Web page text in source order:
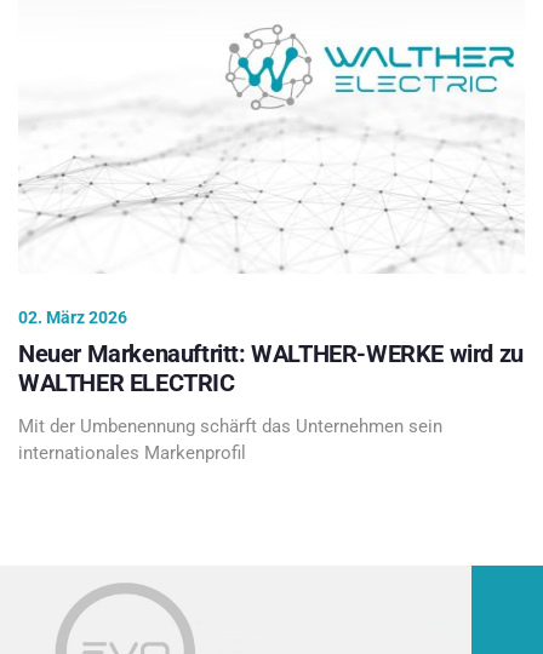
02. März 2026
Neuer Markenauftritt: WALTHER-WERKE wird zu
WALTHER ELECTRIC
Mit der Umbenennung schärft das Unternehmen sein
internationales Markenprofil